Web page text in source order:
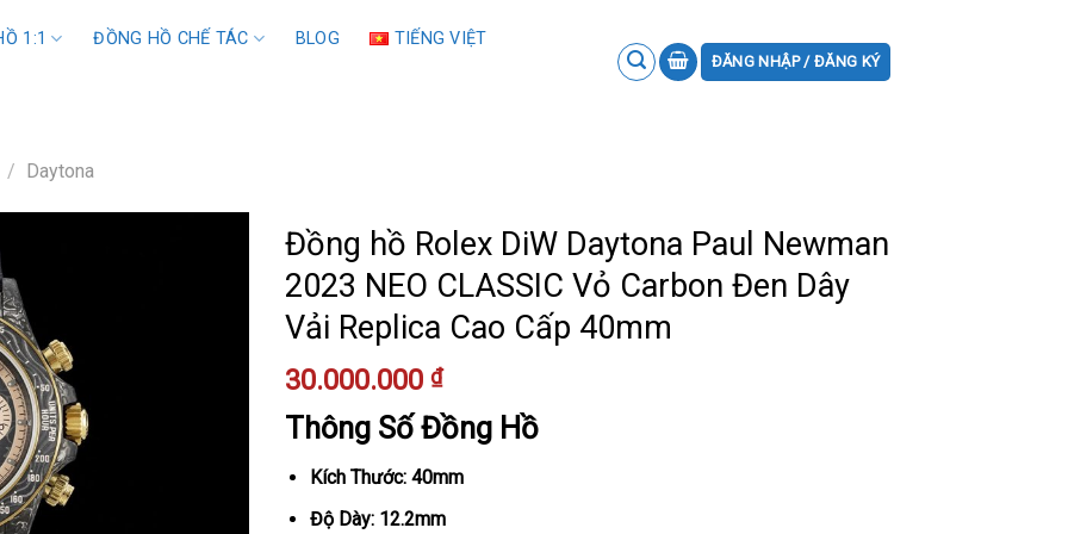
1:1 ĐỒNG HỒ CHẾ TÁC BLOG TIẾNG VIỆT
ĐĂNG NHẬP / ĐĂNG KÝ
/ Daytona
Đồng hồ Rolex DiW Daytona Paul Newman
2023 NEO CLASSIC Vỏ Carbon Đen Dây
Vải Replica Cao Cấp 40mm
30.000.000 ₫
Thông Số Đồng Hồ
Kích Thước: 40mm
Độ Dày: 12.2mm